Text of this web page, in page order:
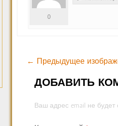
0
← Предыдущее
ДОБАВИТЬ
Ваш адрес email не будет